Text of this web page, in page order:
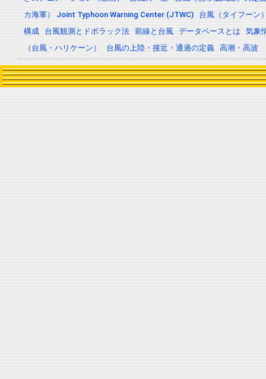
カ海軍） Joint Typhoon Warning Center (JTWC)
台風（タイフーン
構成
台風観測とドボラック法 前線と台風 データベースとは
気象
（台風・ハリケーン）
台風の上陸・接近・通過の定義 高潮・高波